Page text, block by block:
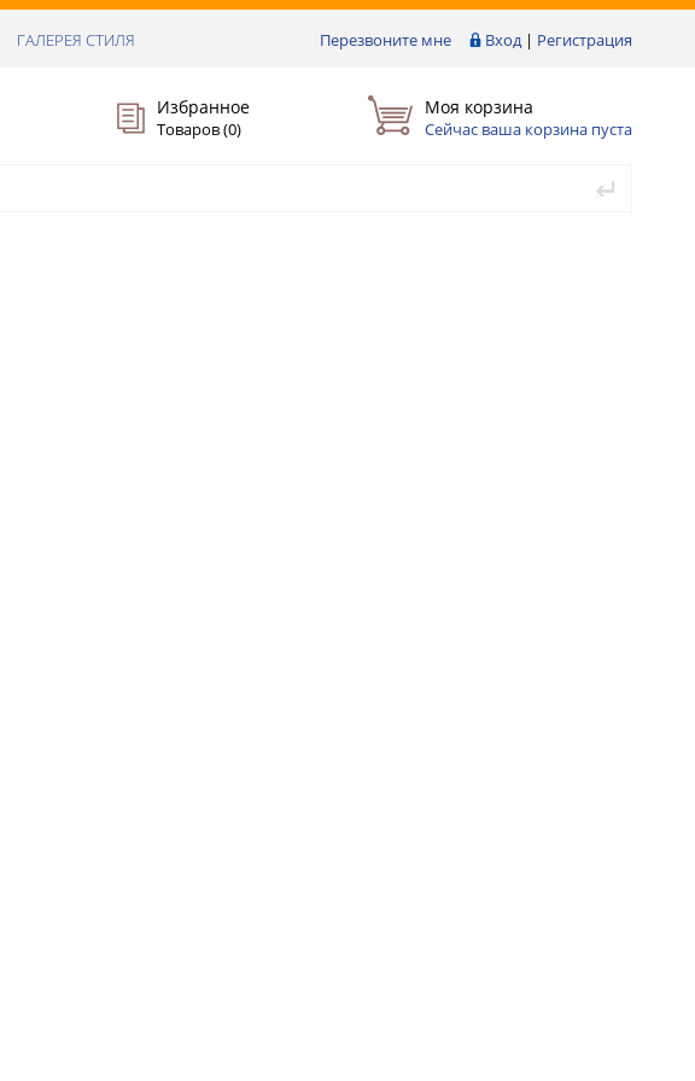
Перезвоните мне Вход | Регистрация
ГАЛЕРЕЯ СТИЛЯ
Избранное
Товаров (0)
Моя корзина
Сейчас ваша корзина пуста